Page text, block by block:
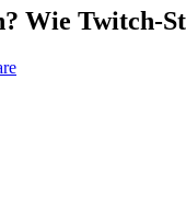
Wie Twitch-